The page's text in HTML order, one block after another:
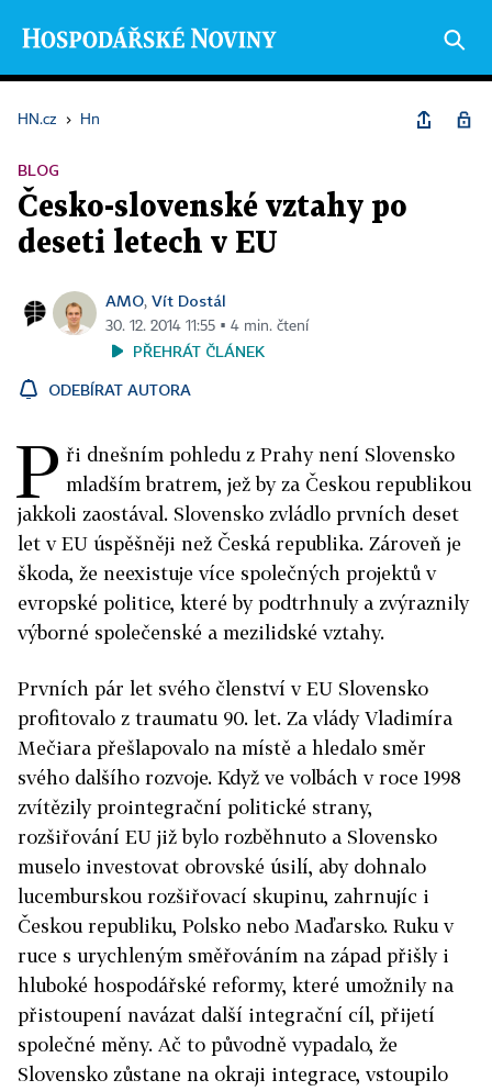
HN.cz › Hn
BLOG
Česko-slovenské vztahy po
deseti letech v EU
AMO, Vít Dostál
30. 12. 2014 11:55 ▪ 4 min. čtení
PŘEHRÁT ČLÁNEK
ODEBÍRAT AUTORA
P ři dnešním pohledu z Prahy není Slovensko
mladším bratrem, jež by za Českou republikou
jakkoli zaostával. Slovensko zvládlo prvních deset
let v EU úspěšněji než Česká republika. Zároveň je
škoda, že neexistuje více společných projektů v
evropské politice, které by podtrhnuly a zvýraznily
výborné společenské a mezilidské vztahy.
Prvních pár let svého členství v EU Slovensko
profitovalo z traumatu 90. let. Za vlády Vladimíra
Mečiara přešlapovalo na místě a hledalo směr
svého dalšího rozvoje. Když ve volbách v roce 1998
zvítězily prointegrační politické strany,
rozšiřování EU již bylo rozběhnuto a Slovensko
muselo investovat obrovské úsilí, aby dohnalo
lucemburskou rozšiřovací skupinu, zahrnujíc i
Českou republiku, Polsko nebo Maďarsko. Ruku v
ruce s urychleným směřováním na západ přišly i
hluboké hospodářské reformy, které umožnily na
přistoupení navázat další integrační cíl, přijetí
společné měny. Ač to původně vypadalo, že
Slovensko zůstane na okraji integrace, vstoupilo